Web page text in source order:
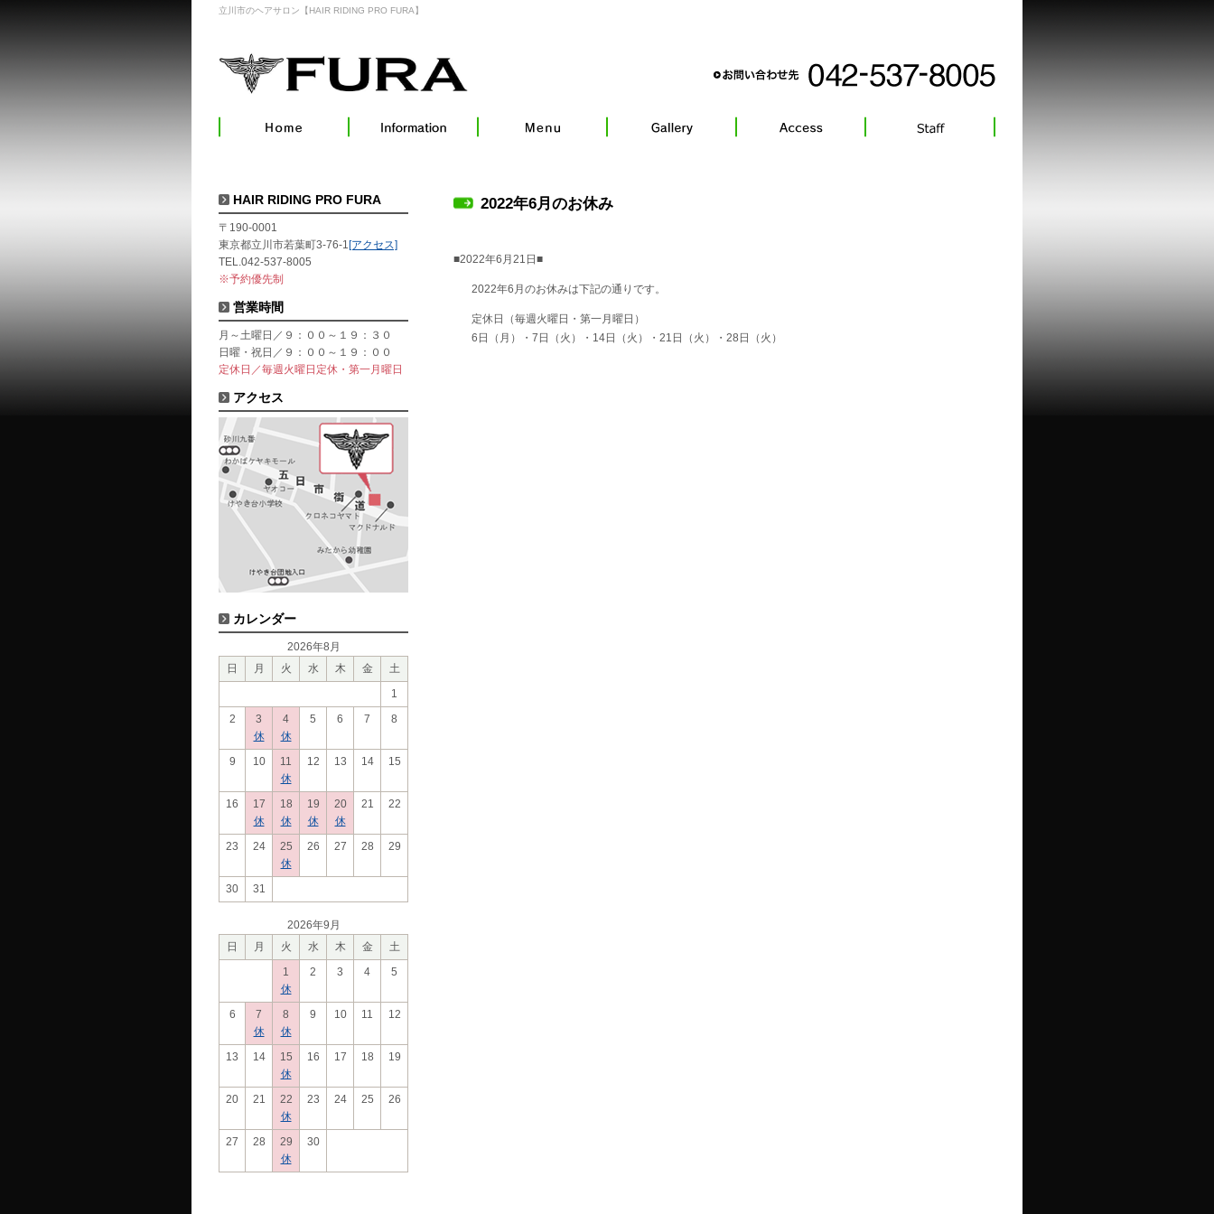
立川市のヘアサロン【HAIR RIDING PRO FURA】
2022年6月のお休み
■2022年6月21日■
2022年6月のお休みは下記の通りです。
定休日（毎週火曜日・第一月曜日）
6日（月）・7日（火）・14日（火）・21日（火）・28日（火）
HAIR RIDING PRO FURA
〒190-0001
東京都立川市若葉町3-76-1 [アクセス]
TEL.042-537-8005
※予約優先制
営業時間
月～土曜日／９：００～１９：３０
日曜・祝日／９：００～１９：００
定休日／毎週火曜日定休・第一月曜日
アクセス
カレンダー
2026年8月
日
月 火 水 木 金
土
1
2
3
休
4
休
5 6 7 8
9 10
11
休
12 13 14 15
16
17
休
18
休
19
休
20
休
21 22
23 24
25
休
26 27 28 29
30 31
2026年9月
日
月 火 水 木 金
土
1
休
2 3 4 5
6
7
休
8
休
9 10 11 12
13 14
15
休
16 17 18 19
20 21
22
休
23 24 25 26
27 28
29
休
30